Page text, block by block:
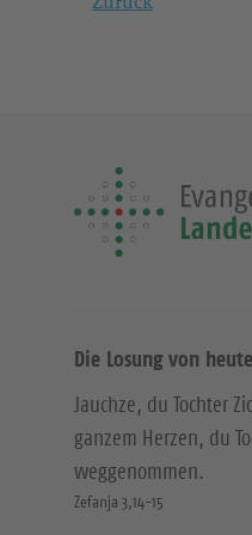
Die Losung von heute
Jauchze, du Tochter
ganzem Herzen, du
weggenommen.
Zefanja 3,14-15